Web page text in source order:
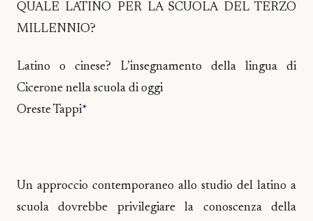
QUALE LATINO PER LA SCUOLA DEL TERZO
MILLENNIO?
Latino o cinese? L’insegnamento della lingua di
Cicerone nella scuola di oggi
Oreste Tappi*
Un approccio contemporaneo allo studio del latino a
scuola dovrebbe privilegiare la conoscenza della